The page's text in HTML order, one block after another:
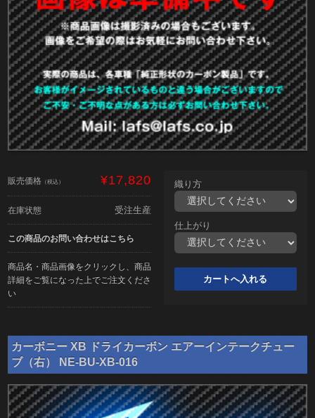
販売価格 （税込） ¥17,820
在庫状態 受注生産
この商品のお問い合わせはこちら
商品名・商品画像をクリックし、商品
詳細をご覧になった上でご注文くださ
い
織り方
仕上がり
カーボニー XB ドライカーボン エアーインテークチュー
ブ（右） NE-BU-XB-016